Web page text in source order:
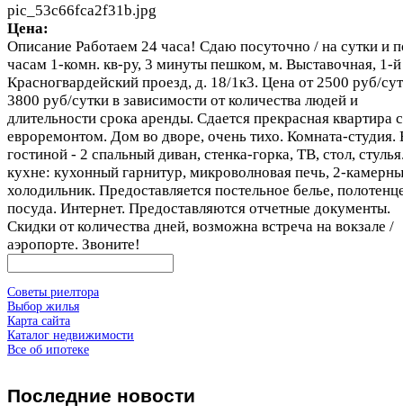
pic_53c66fca2f31b.jpg
Цена:
Описание Работаем 24 часа! Сдаю посуточно / на сутки и
часам 1-комн. кв-ру, 3 минуты пешком, м. Выставочная, 1-й
Красногвардейский проезд, д. 18/1к3. Цена от 2500 руб/
3800 руб/сутки в зависимости от количества людей и
длительности срока аренды. Сдается прекрасная квартира с
евроремонтом. Дом во дворе, очень тихо. Комната-студия.
гостиной - 2 спальный диван, стенка-горка, ТВ, стол,
кухне: кухонный гарнитур, микроволновая печь, 2-
холодильник. Предоставляется постельное белье,
посуда. Интернет. Предоставляются отчетные документы.
Скидки от количества дней, возможна встреча на вокзале /
аэропорте. Звоните!
Советы риелтора
Выбор жилья
Карта сайта
Каталог недвижимости
Все об ипотеке
Последние новости